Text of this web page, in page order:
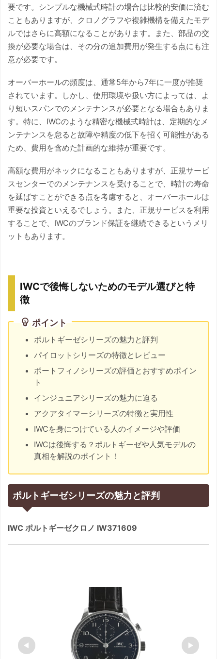
要です。シンプルな機械式時計の場合は比較的安価に済む
こともありますが、クロノグラフや複雑機構を備えたモデ
ルではさらに高額になることがあります。また、部品の交
換が必要な場合は、その分の追加費用が発生する点にも注
意が必要です。
オーバーホールの頻度は、通常5年から7年に一度が推奨
されています。しかし、使用環境や扱い方によっては、よ
り短いスパンでのメンテナンスが必要となる場合もありま
す。特に、IWCのような精密な機械式時計は、定期的なメ
ンテナンスを怠ると故障や精度の低下を招く可能性がある
ため、費用を含めた計画的な維持が重要です。
高額な費用がネックになることもありますが、正規サービ
スセンターでのメンテナンスを受けることで、時計の寿命
を延ばすことができる点を考慮すると、オーバーホールは
重要な投資といえるでしょう。また、正規サービスを利用
することで、IWCのブランド保証を継続できるというメリ
ットもあります。
IWCで後悔しないためのモデル選びと特
徴
ポイント
ポルトギーゼシリーズの魅力と評判
パイロットシリーズの特徴とレビュー
ポートフィノシリーズの評価とおすすめポイン
ト
インジュニアシリーズの魅力に迫る
アクアタイマーシリーズの特徴と実用性
IWCを身につけている人のイメージや評価
IWCは後悔する？ポルトギーゼや人気モデルの
真相を解説のポイント！
ポルトギーゼシリーズの魅力と評判
IWC ポルトギーゼクロノ IW371609